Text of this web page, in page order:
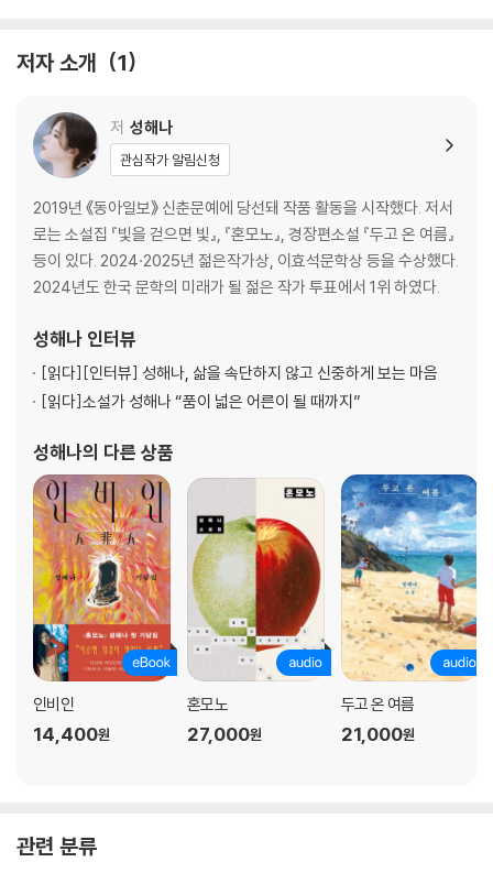
저자 소개 1
저 성해나
관심작가 알림신청
2019년 《동아일보》 신춘문예에 당선돼 작품 활동을 시작했다. 저서
로는 소설집 『빛을 걷으면 빛』, 『혼모노』, 경장편소설 『두고 온 여름』
등이 있다. 2024·2025년 젊은작가상, 이효석문학상 등을 수상했다.
2024년도 한국 문학의 미래가 될 젊은 작가 투표에서 1위 하였다.
성해나 인터뷰
[읽다][인터뷰] 성해나, 삶을 속단하지 않고 신중하게 보는 마음
[읽다]소설가 성해나 “품이 넓은 어른이 될 때까지”
성해나의 다른 상품
인비인
14,400원
혼모노
27,000원
두고 온 여름
21,000원
관련 분류